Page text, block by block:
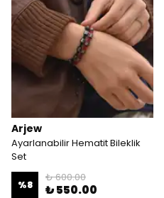
Arjew
Ayarlanabilir Hematit Bileklik
Set
%8
₺ 600.00
₺ 550.00